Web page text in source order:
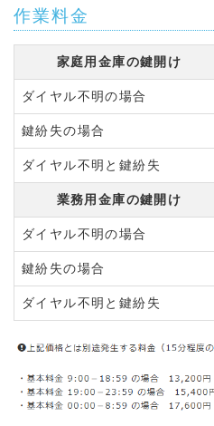
作業料金
家庭用金庫の鍵開け
ダイヤル不明の場合
鍵紛失の場合
ダイヤル不明と鍵紛失
業務用金庫の鍵開け
ダイヤル不明の場合
鍵紛失の場合
ダイヤル不明と鍵紛失